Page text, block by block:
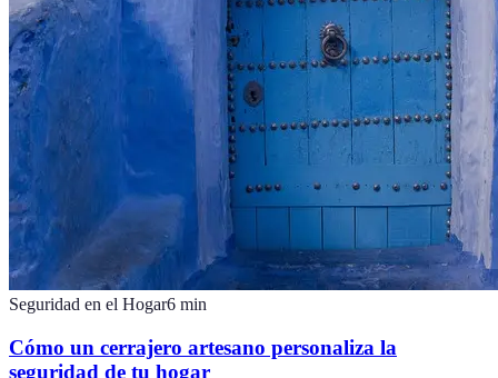
Seguridad en el Hogar6 min
Cómo un cerrajero artesano personaliza la
seguridad de tu hogar